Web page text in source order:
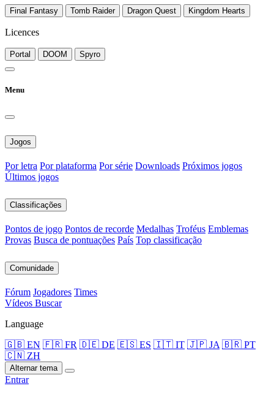
Final Fantasy Tomb Raider Dragon Quest Kingdom Hearts
Licences
Portal DOOM Spyro
Menu
Jogos
Por letra Por plataforma Por série Downloads Próximos jogos
Últimos jogos
Classificações
Pontos de jogo Pontos de recorde Medalhas Troféus Emblemas
Provas Busca de pontuações País Top classificação
Comunidade
Fórum Jogadores Times
Vídeos Buscar
Language
🇬🇧 EN 🇫🇷 FR 🇩🇪 DE 🇪🇸 ES 🇮🇹 IT 🇯🇵 JA 🇧🇷 PT
🇨🇳 ZH
Alternar tema
Entrar